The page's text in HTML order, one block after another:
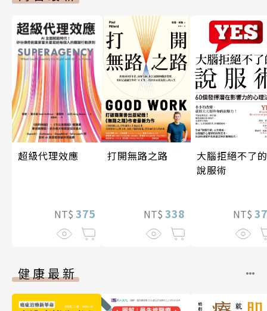
超級代理效應
NT$ 375
打開無路之路
NT$ 338
大腦拒絕不了的
說服術
NT$
健康最新